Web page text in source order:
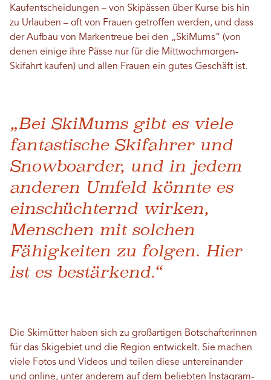
Kaufentscheidungen – von Skipässen über Kurse bis hin
zu Urlauben – oft von Frauen getroffen werden, und dass
der Aufbau von Markentreue bei den „SkiMums“ (von
denen einige ihre Pässe nur für die Mittwochmorgen-
Skifahrt kaufen) und allen Frauen ein gutes Geschäft ist.
„Bei SkiMums gibt es viele
fantastische Skifahrer und
Snowboarder, und in jedem
anderen Umfeld könnte es
einschüchternd wirken,
Menschen mit solchen
Fähigkeiten zu folgen. Hier
ist es bestärkend.“
Die Skimütter haben sich zu großartigen Botschafterinnen
für das Skigebiet und die Region entwickelt. Sie machen
viele Fotos und Videos und teilen diese untereinander
und online, unter anderem auf dem beliebten Instagram-